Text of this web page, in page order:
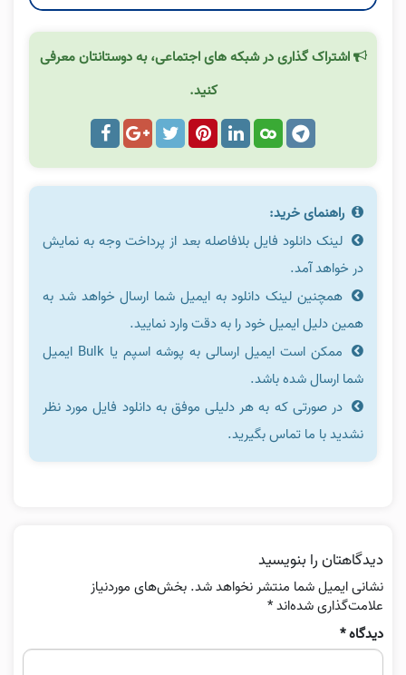
اشتراک گذاری در شبکه های اجتماعی، به دوستانتان معرفی
کنید.
راهنمای خرید:
لینک دانلود فایل بلافاصله بعد از پرداخت وجه به نمایش
در خواهد آمد.
همچنین لینک دانلود به ایمیل شما ارسال خواهد شد به
همین دلیل ایمیل خود را به دقت وارد نمایید.
ممکن است ایمیل ارسالی به پوشه اسپم یا Bulk ایمیل
شما ارسال شده باشد.
در صورتی که به هر دلیلی موفق به دانلود فایل مورد نظر
نشدید با ما تماس بگیرید.
دیدگاهتان را بنویسید
نشانی ایمیل شما منتشر نخواهد شد. بخش‌های موردنیاز
علامت‌گذاری شده‌اند*
دیدگاه*